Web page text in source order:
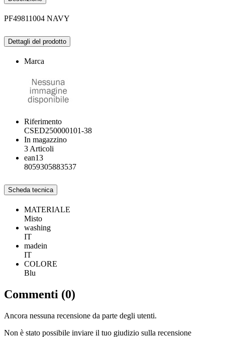
PF49811004 NAVY
Dettagli del prodotto
Marca
Riferimento
CSED250000101-38
In magazzino
3 Articoli
ean13
8059305883537
Scheda tecnica
MATERIALE
Misto
washing
IT
madein
IT
COLORE
Blu
Commenti (0)
Ancora nessuna recensione da parte degli utenti.
Non è stato possibile inviare il tuo giudizio sulla recensione